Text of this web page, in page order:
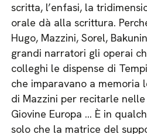
scritta, l’enfasi, la
orale dà alla scrittura.
Hugo, Mazzini, Sorel,
grandi narratori gli operai
colleghi le dispense di
che imparavano a memoria
di Mazzini per recitarle
Giovine Europa … È in
solo che la matrice del